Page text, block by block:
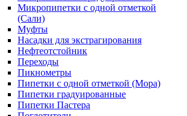
Микропипетки с одной отметкой
(Сали)
Муфты
Насадки для экстрагирования
Нефтеотстойник
Переходы
Пикнометры
Пипетки с одной отметкой (Мора)
Пипетки градуированные
Пипетки Пастера